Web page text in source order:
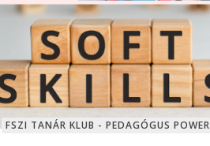
FSZI TANÁR KLUB - PEDAGÓGUS POWER